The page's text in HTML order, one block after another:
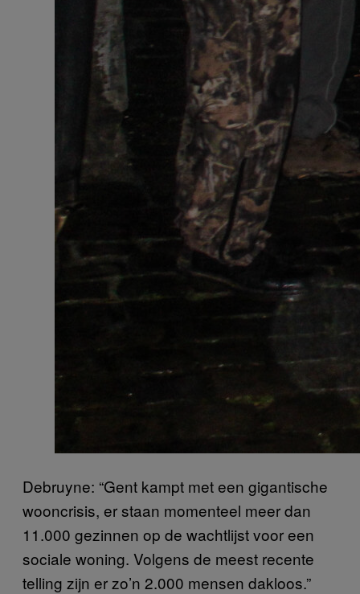
Debruyne: “Gent kampt met een gigantische
wooncrisis, er staan momenteel meer dan
11.000 gezinnen op de wachtlijst voor een
sociale woning. Volgens de meest recente
telling zijn er zo’n 2.000 mensen dakloos.”